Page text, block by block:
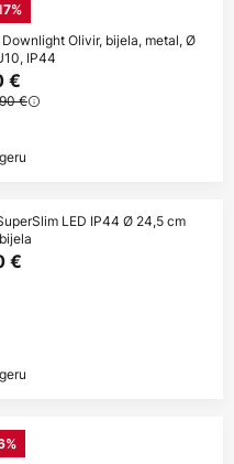
Olivir, bijela, metal, Ø
IP44
€
€
LED IP44 Ø 24,5 cm
€